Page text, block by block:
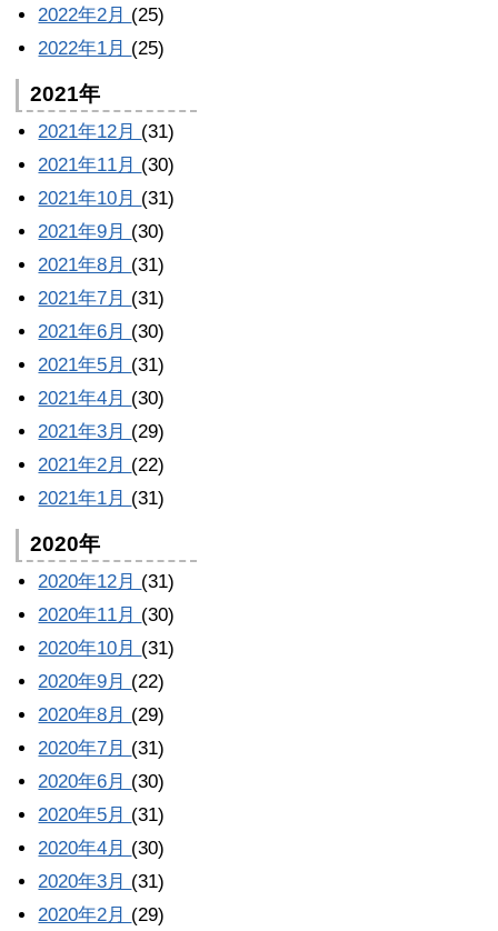
2022年2月 (25)
2022年1月 (25)
2021年
2021年12月 (31)
2021年11月 (30)
2021年10月 (31)
2021年9月 (30)
2021年8月 (31)
2021年7月 (31)
2021年6月 (30)
2021年5月 (31)
2021年4月 (30)
2021年3月 (29)
2021年2月 (22)
2021年1月 (31)
2020年
2020年12月 (31)
2020年11月 (30)
2020年10月 (31)
2020年9月 (22)
2020年8月 (29)
2020年7月 (31)
2020年6月 (30)
2020年5月 (31)
2020年4月 (30)
2020年3月 (31)
2020年2月 (29)